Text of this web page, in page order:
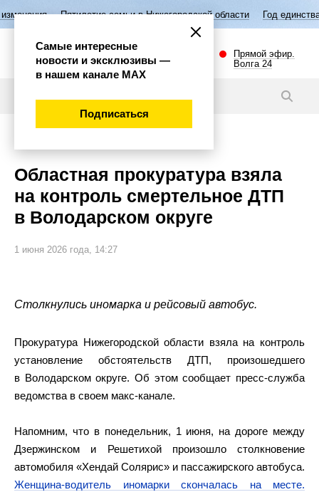
семьи в Нижегородской области Год единства народов России
Прямой эфир.
Волга 24
Областная прокуратура взяла
на контроль смертельное ДТП
в Володарском округе
1 июня 2026 года, 14:27
Столкнулись иномарка и рейсовый автобус.
Прокуратура Нижегородской области взяла на контроль
установление обстоятельств ДТП, произошедшего
в Володарском округе. Об этом сообщает пресс-служба
ведомства в своем макс-канале.
Напомним, что в понедельник, 1 июня, на дороге между
Дзержинском и Решетихой произошло столкновение
автомобиля «Хендай Солярис» и пассажирского автобуса.
Женщина-водитель иномарки скончалась на месте.
Самые интересные
новости и эксклюзивы —
в нашем канале МАХ
Подписаться